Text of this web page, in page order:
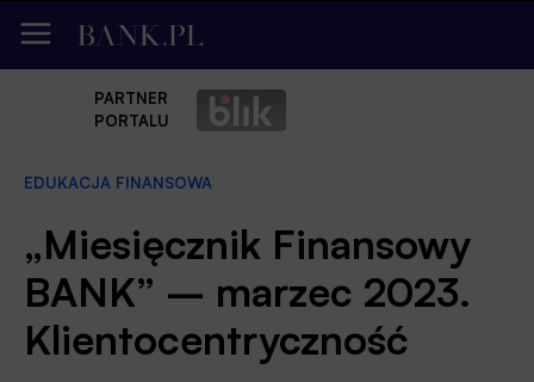
PARTNER
PORTALU
EDUKACJA FINANSOWA
„Miesięcznik Finansowy
BANK” – marzec 2023.
Klientocentryczność